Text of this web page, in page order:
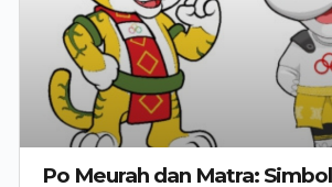
Po Meurah dan Matra: